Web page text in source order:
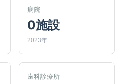
病院
0施設
2023年
歯科診療所